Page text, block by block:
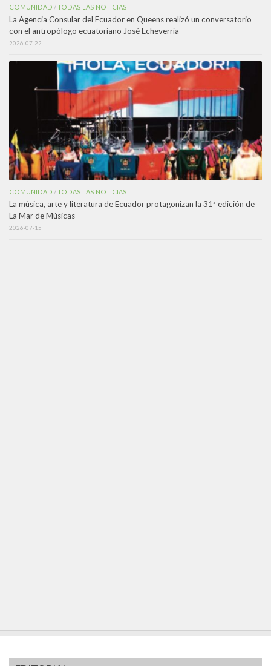
COMUNIDAD /TODAS LAS NOTICIAS
La Agencia Consular del Ecuador en Queens realizó un conversatorio
con el antropólogo ecuatoriano José Echeverría
2026-07-22
COMUNIDAD /TODAS LAS NOTICIAS
La música, arte y literatura de Ecuador protagonizan la 31ª edición de
La Mar de Músicas
2026-07-15